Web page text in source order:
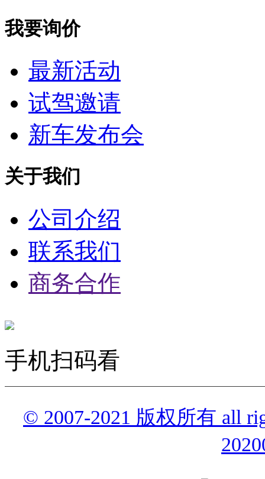
我要询价
最新活动
试驾邀请
新车发布会
关于我们
公司介绍
联系我们
商务合作
手机扫码看
© 2007-2021 版权所有 all